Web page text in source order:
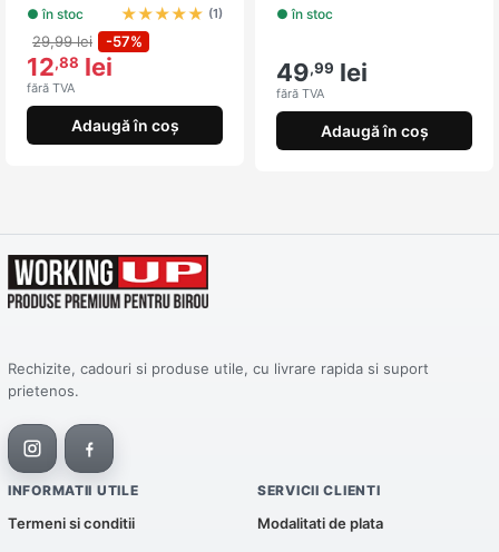
● în stoc ★★★★★ (1)
29,99 lei -57%
12,88 lei
fără TVA
Adaugă în coș
● în stoc
49,99 lei
fără TVA
Adaugă în coș
Rechizite, cadouri si produse utile, cu livrare rapida si suport
prietenos.
INFORMATII UTILE
Termeni si conditii
SERVICII CLIENTI
Modalitati de plata